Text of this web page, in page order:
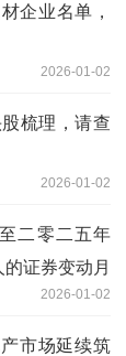
企业名单，
2026-01-02
梳理，请查
2026-01-02
二零二五年
证券变动月
2026-01-02
市场延续筑